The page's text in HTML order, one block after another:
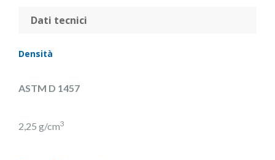
Dati tecnici
Densità
ASTM D 1457
2,25 g/cm3